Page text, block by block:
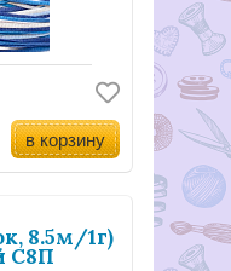
в корзину
8.5м/1г)
С8П